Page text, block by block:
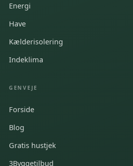
Energi
Have
Kælderisolering
Indeklima
GENVEJE
Forside
Blog
Gratis hustjek
3Byggetilbud